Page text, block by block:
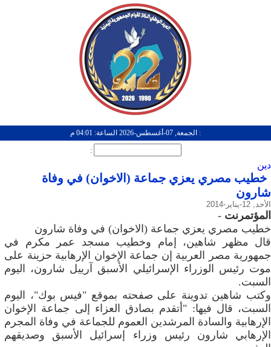
: الجمعة, 07-أغسطس-2026 الساعة: 04:01 م
:
دين
خطيب مصري يعزي جماعة (الاخوان) في وفاة
شارون
الأحد, 12-يناير-2014
المؤتمرنت -
خطيب مصري يعزي جماعة (الاخوان) في وفاة شارون
قال مظهر شاهين، إمام وخطيب مسجد عمر مكرم في
جمهورية مصر العربية إن جماعة الإخوان الإرهابية حزينة على
موت رئيس الوزراء الإسرائيلي الأسبق آرييل شارون، اليوم
السبت.
وكتب شاهين تدوينة على صفحته بموقع "فيس بوك"، اليوم
السبت، قال فيها: "أتقدم بصادق العزاء إلى جماعة الإخوان
الإرهابية والسادة المرشدين العموم للجماعة في وفاة المجرم
الإرهابي شارون رئيس وزراء إسرائيل الأسبق وصديقهم